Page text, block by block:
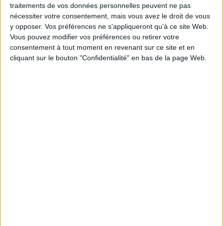
traitements de vos données personnelles peuvent ne pas
nécessiter votre consentement, mais vous avez le droit de vous
y opposer. Vos préférences ne s'appliqueront qu’à ce site Web.
Vous pouvez modifier vos préférences ou retirer votre
consentement à tout moment en revenant sur ce site et en
cliquant sur le bouton "Confidentialité" en bas de la page Web.
AJOUTER AU PANIER
Méditer dans un monde de dingue : pratiquer
et approfondir la pleine conscience
Éditeur :O. Jacob